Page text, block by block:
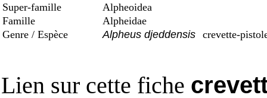
Super-famille
Alpheoidea
Famille
Alpheidae
Genre / Espèce
Alpheus djeddensis crevette-
Lien sur cette fiche